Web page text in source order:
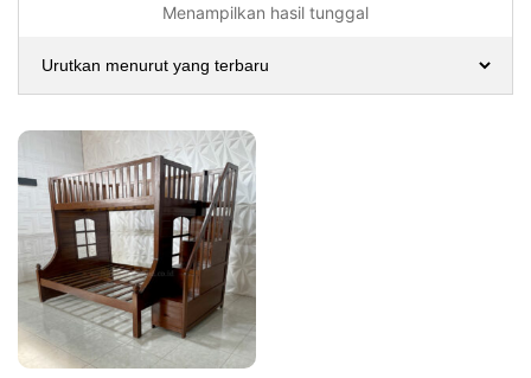
Menampilkan hasil tunggal